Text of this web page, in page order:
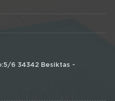
6 34342 Besiktas -